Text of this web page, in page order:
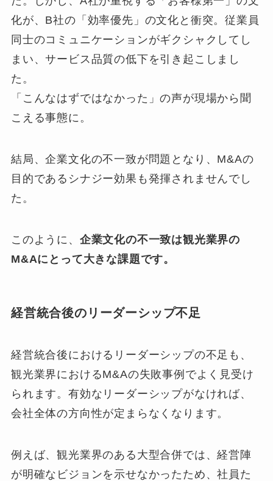
化が、B社の「効率優先」の文化と衝突。従業員
同士のコミュニケーションがギクシャクしてし
まい、サービス品質の低下を引き起こしまし
た。
「こんなはずではなかった」の声が現場から聞
こえる事態に。
結局、企業文化の不一致が問題となり、M&Aの
目的であるシナジー効果も発揮されませんでし
た。
このように、 企業文化の不一致は観光業界の
M&Aにとって大きな課題です。
経営統合後のリーダーシップ不足
経営統合後におけるリーダーシップの不足も、
観光業界におけるM&Aの失敗事例でよく見受け
られます。有効なリーダーシップがなければ、
会社全体の方向性が定まらなくなります。
例えば、観光業界のある大型合併では、経営陣
が明確なビジョンを示せなかったため、社員た